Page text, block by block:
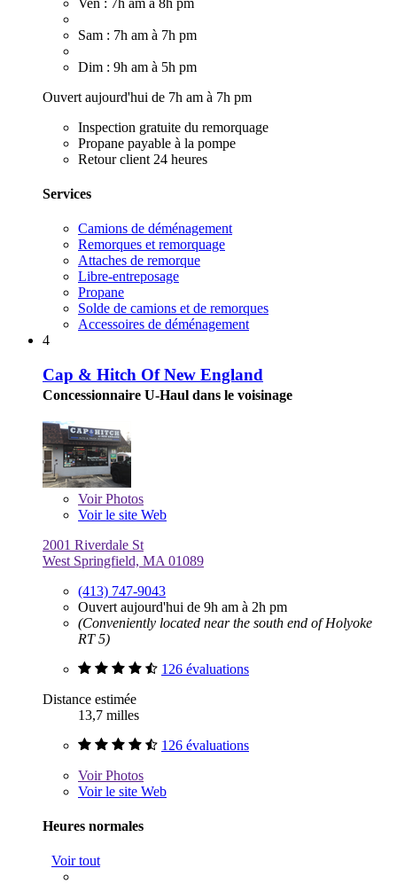
Sam : 7h am à 7h pm
Dim : 9h am à 5h pm
Ouvert aujourd'hui de 7h am à 7h pm
Inspection gratuite du remorquage
Propane payable à la pompe
Retour client 24 heures
Services
Camions de déménagement
Remorques et remorquage
Attaches de remorque
Libre-entreposage
Propane
Solde de camions et de remorques
Accessoires de déménagement
4
Cap & Hitch Of New England
Concessionnaire U-Haul dans le voisinage
VoirPhotos
Voir le site Web
2001 Riverdale St
West Springfield, MA 01089
(413) 747-9043
Ouvert aujourd'hui de 9h am à 2h pm
(Conveniently located near the south end of Holyoke
RT 5)
126 évaluations
Distance estimée
13,7 milles
126 évaluations
VoirPhotos
Voir le site Web
Heures normales
Voir tout